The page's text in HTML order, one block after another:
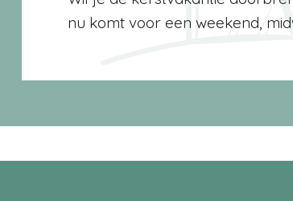
nu komt voor een weekend,